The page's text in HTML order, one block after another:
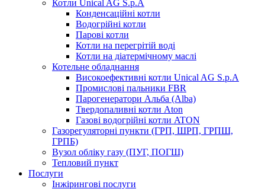
Котли Unical AG S.p.A
Конденсаційні котли
Водогрійні котли
Парові котли
Котли на перегрітій воді
Котли на діатермічному маслі
Котельне обладнання
Високоефективні котли Unical AG S.p.A
Промислові пальники FBR
Парогенератори Альба (Alba)
Твердопаливні котли Aton
Газові водогрійні котли ATON
Газорегуляторні пункти (ГРП, ШРП, ГРПШ,
ГРПБ)
Вузол обліку газу (ПУГ, ПОГШ)
Тепловий пункт
Послуги
Інжірингові послуги